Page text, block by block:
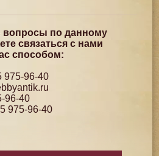
вопросы по данному
связаться с нами
способом:
975-96-40
96-40
975-96-40